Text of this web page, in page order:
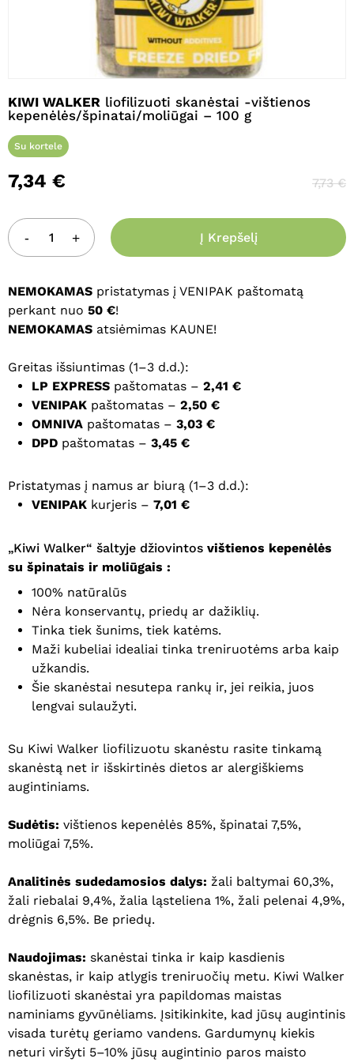
KIWI WALKER liofilizuoti skanėstai -vištienos
kepenėlės/špinatai/moliūgai – 100 g
Su kortele
7,34 € 7,73€
Į Krepšelį
NEMOKAMAS pristatymas į VENIPAK paštomatą
perkant nuo 50 €!
NEMOKAMAS atsiėmimas KAUNE!
Greitas išsiuntimas (1–3 d.d.):
LP EXPRESS paštomatas – 2,41 €
VENIPAK paštomatas – 2,50 €
OMNIVA paštomatas – 3,03 €
DPD paštomatas – 3,45 €
Pristatymas į namus ar biurą (1–3 d.d.):
VENIPAK kurjeris – 7,01 €
„Kiwi Walker“ šaltyje džiovintos vištienos kepenėlės
su špinatais ir moliūgais :
100% natūralūs
Nėra konservantų, priedų ar dažiklių.
Tinka tiek šunims, tiek katėms.
Maži kubeliai idealiai tinka treniruotėms arba kaip
užkandis.
Šie skanėstai nesutepa rankų ir, jei reikia, juos
lengvai sulaužyti.
Su Kiwi Walker liofilizuotu skanėstu rasite tinkamą
skanėstą net ir išskirtinės dietos ar alergiškiems
augintiniams.
Sudėtis: vištienos kepenėlės 85%, špinatai 7,5%,
moliūgai 7,5%.
Analitinės sudedamosios dalys: žali baltymai 60,3%,
žali riebalai 9,4%, žalia ląsteliena 1%, žali pelenai 4,9%,
drėgnis 6,5%. Be priedų.
Naudojimas: skanėstai tinka ir kaip kasdienis
skanėstas, ir kaip atlygis treniruočių metu. Kiwi Walker
liofilizuoti skanėstai yra papildomas maistas
naminiams gyvūnėliams. Įsitikinkite, kad jūsų augintinis
visada turėtų geriamo vandens. Gardumynų kiekis
neturi viršyti 5–10% jūsų augintinio paros maisto
Pavadinimas*
išsaugoti vardą, el. pašto adresą ir
interneto puslapį, kad jų nebereiktų
parašyti komentarą.